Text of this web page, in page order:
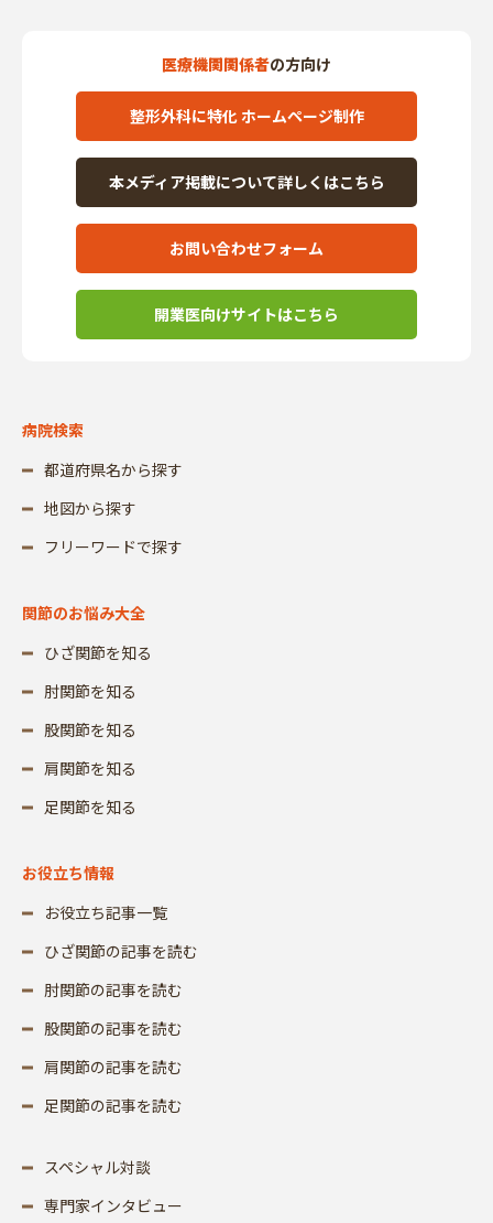
医療機関関係者の方向け
整形外科に特化 ホームページ制作
本メディア掲載について詳しくはこちら
お問い合わせフォーム
開業医向けサイトはこちら
病院検索
都道府県名から探す
地図から探す
フリーワードで探す
関節のお悩み大全
ひざ関節を知る
肘関節を知る
股関節を知る
肩関節を知る
足関節を知る
お役立ち情報
お役立ち記事一覧
ひざ関節の記事を読む
肘関節の記事を読む
股関節の記事を読む
肩関節の記事を読む
足関節の記事を読む
スペシャル対談
専門家インタビュー